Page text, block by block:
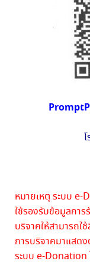
หมายเหตุ ระบบ
ใช้รองรับข้อมูลการ
บริจาคให้สามารถ
การบริจาคมาแสด
ระบบ e-Donation